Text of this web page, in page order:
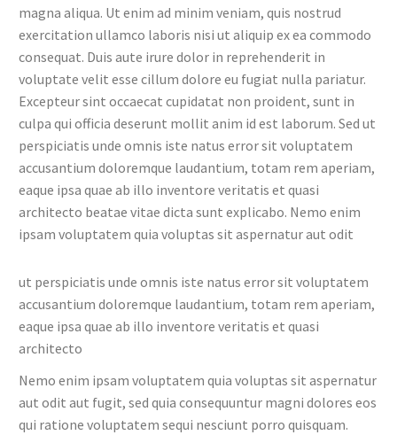
magna aliqua. Ut enim ad minim veniam, quis nostrud
exercitation ullamco laboris nisi ut aliquip ex ea commodo
consequat. Duis aute irure dolor in reprehenderit in
voluptate velit esse cillum dolore eu fugiat nulla pariatur.
Excepteur sint occaecat cupidatat non proident, sunt in
culpa qui officia deserunt mollit anim id est laborum. Sed ut
perspiciatis unde omnis iste natus error sit voluptatem
accusantium doloremque laudantium, totam rem aperiam,
eaque ipsa quae ab illo inventore veritatis et quasi
architecto beatae vitae dicta sunt explicabo. Nemo enim
ipsam voluptatem quia voluptas sit aspernatur aut odit
ut perspiciatis unde omnis iste natus error sit voluptatem
accusantium doloremque laudantium, totam rem aperiam,
eaque ipsa quae ab illo inventore veritatis et quasi
architecto
Nemo enim ipsam voluptatem quia voluptas sit aspernatur
aut odit aut fugit, sed quia consequuntur magni dolores eos
qui ratione voluptatem sequi nesciunt porro quisquam.